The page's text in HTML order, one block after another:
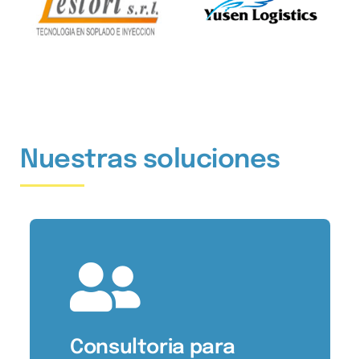
Nuestras soluciones
Consultoria para